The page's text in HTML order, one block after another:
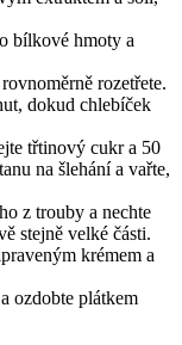
bílkové hmoty a
rozetřete.
dokud chlebíček
třtinový cukr a 50
na šlehání a vařte,
z trouby a nechte
stejně velké části.
krémem a
ozdobte plátkem